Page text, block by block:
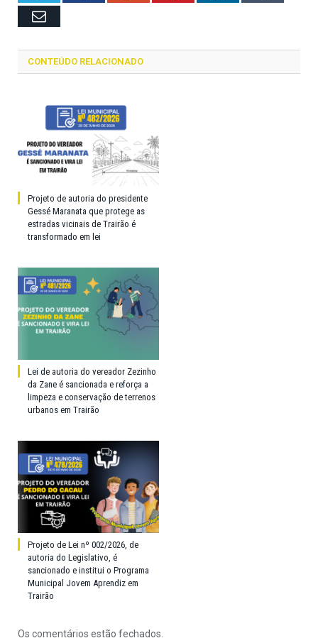
Email
CONTEÚDO RELACIONADO
Projeto de autoria do presidente
Gessé Maranata que protege as
estradas vicinais de Trairão é
transformado em lei
Lei de autoria do vereador Zezinho
da Zane é sancionada e reforça a
limpeza e conservação de terrenos
urbanos em Trairão
Projeto de Lei nº 002/2026, de
autoria do Legislativo, é
sancionado e institui o Programa
Municipal Jovem Aprendiz em
Trairão
Os comentários estão fechados.